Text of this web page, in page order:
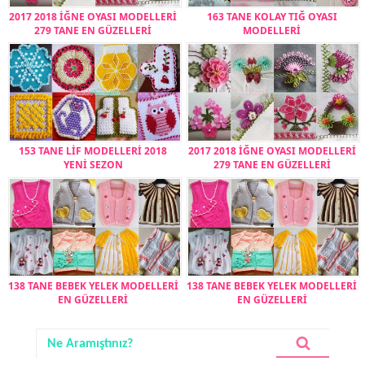
2017 2018 İĞNE OYASI MODELLERİ
279 TANE EN GÜZELLERİ
163 TANE KOLAY TIĞ OYASI
MODELLERİ
153 TANE LİF MODELLERİ 2018
YENİ SEZON
2017 2018 İĞNE OYASI MODELLERİ
279 TANE EN GÜZELLERİ
138 TANE BEBEK YELEK MODELLERİ
EN GÜZELLERİ
138 TANE BEBEK YELEK MODELLERİ
EN GÜZELLERİ